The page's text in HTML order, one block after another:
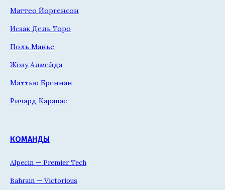
Маттео Йоргенсон
Исаак Дель Торо
Поль Манье
Жоау Алмейда
Мэттью Бреннан
Ричард Карапас
КОМАНДЫ
Alpecin — Premier Tech
Bahrain — Victorious